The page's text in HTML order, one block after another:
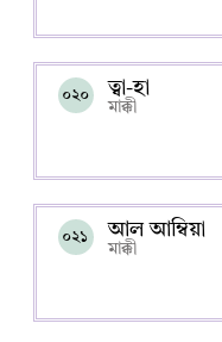
০২০ ত্বা-হা
মাক্কী
০২১ আল আম্বিয়া
মাক্কী